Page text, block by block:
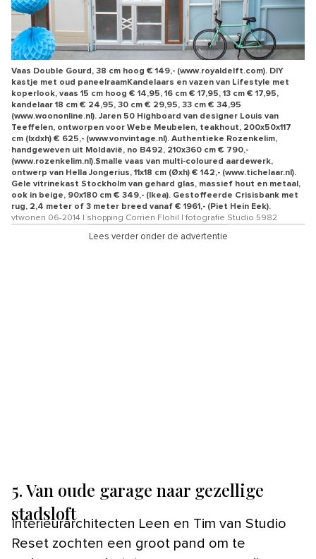
Vaas Double Gourd, 38 cm hoog € 149,- (www.royaldelft.com). DIY
kastje met oud paneelraamKandelaars en vazen van Lifestyle met
koperlook, vaas 15 cm hoog € 14,95, 16 cm € 17,95, 13 cm € 17,95,
kandelaar 18 cm € 24,95, 30 cm € 29,95, 33 cm € 34,95
(www.woononline.nl). Jaren 50 Highboard van designer Louis van
Teeffelen, ontworpen voor Webe Meubelen, teakhout, 200x50x117
cm (lxdxh) € 625,- (www.vonvintage.nl). Authentieke Rozenkelim,
handgeweven uit Moldavië, no B492, 210x360 cm € 790,-
(www.rozenkelim.nl).Smalle vaas van multi-coloured aardewerk,
ontwerp van Hella Jongerius, 11x18 cm (Øxh) € 142,- (www.tichelaar.nl).
Gele vitrinekast Stockholm van gehard glas, massief hout en metaal,
ook in beige, 90x180 cm € 349,- (Ikea). Gestoffeerde Crisisbank met
rug, 2,4 meter of 3 meter breed vanaf € 1961,- (Piet Hein Eek).
vtwonen 06-2014 | shopping Corrien Flohil | fotografie Studio 5982
Lees verder onder de advertentie
5. Van oude garage naar gezellige
stadsloft
Interieurarchitecten Leen en Tim van Studio
Reset zochten een groot pand om te